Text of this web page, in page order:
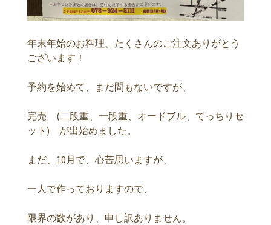
年末年始のお料理、たくさんのご注文ありがとう
ございます！
予約を始めて、まだ間もないですが、
完売 (二段重、一段重、オードブル、てっちりセ
ット) が出始めました。
まだ、10月で、心苦思いますが、
一人で作っておりますので、
限界の数があり、申し訳ありません。